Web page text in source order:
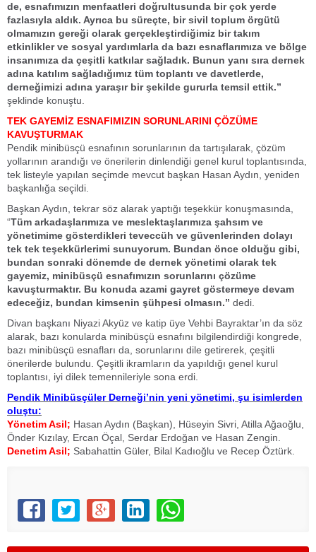
de, esnafımızın menfaatleri doğrultusunda bir çok yerde
fazlasıyla aldık. Ayrıca bu süreçte, bir sivil toplum örgütü
olmamızın gereği olarak gerçekleştirdiğimiz bir takım
etkinlikler ve sosyal yardımlarla da bazı esnaflarımıza ve bölge
insanımıza da çeşitli katkılar sağladık. Bunun yanı sıra dernek
adına katılım sağladığımız tüm toplantı ve davetlerde,
derneğimizi adına yaraşır bir şekilde gururla temsil ettik.”
şeklinde konuştu.
TEK GAYEMİZ ESNAFIMIZIN SORUNLARINI ÇÖZÜME
KAVUŞTURMAK
Pendik minibüsçü esnafının sorunlarının da tartışılarak, çözüm
yollarının arandığı ve önerilerin dinlendiği genel kurul toplantısında,
tek listeyle yapılan seçimde mevcut başkan Hasan Aydın, yeniden
başkanlığa seçildi.
Başkan Aydın, tekrar söz alarak yaptığı teşekkür konuşmasında,
“Tüm arkadaşlarımıza ve meslektaşlarımıza şahsım ve
yönetimime gösterdikleri teveccüh ve güvenlerinden dolayı
tek tek teşekkürlerimi sunuyorum. Bundan önce olduğu gibi,
bundan sonraki dönemde de dernek yönetimi olarak tek
gayemiz, minibüsçü esnafımızın sorunlarını çözüme
kavuşturmaktır. Bu konuda azami gayret göstermeye devam
edeceğiz, bundan kimsenin şühpesi olmasın.” dedi.
Divan başkanı Niyazi Akyüz ve katip üye Vehbi Bayraktar’ın da söz
alarak, bazı konularda minibüsçü esnafını bilgilendirdiği kongrede,
bazı minibüsçü esnafları da, sorunlarını dile getirerek, çeşitli
önerilerde bulundu. Çeşitli ikramların da yapıldığı genel kurul
toplantısı, iyi dilek temennileriyle sona erdi.
Pendik Minibüsçüler Derneği’nin yeni yönetimi, şu isimlerden
oluştu:
Yönetim Asil; Hasan Aydın (Başkan), Hüseyin Sivri, Atilla Ağaoğlu,
Önder Kızılay, Ercan Öçal, Serdar Erdoğan ve Hasan Zengin.
Denetim Asil; Sabahattin Güler, Bilal Kadıoğlu ve Recep Öztürk.